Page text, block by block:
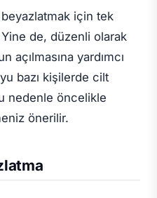
için tek
de, düzenli olarak
açılmasına yardımcı
bazı kişilerde cilt
nedenle öncelikle
önerilir.